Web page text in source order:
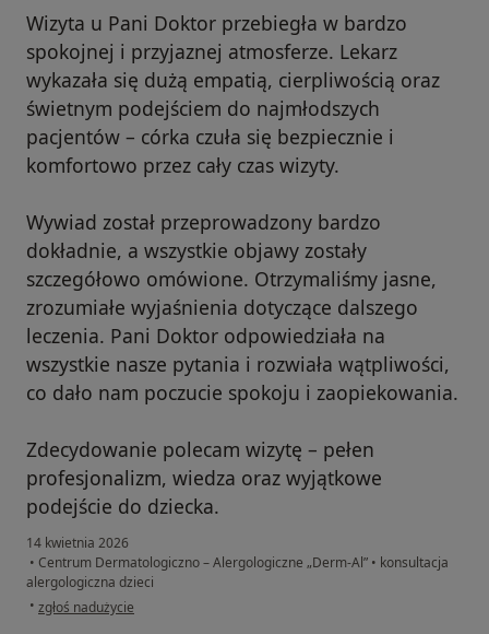
Wizyta u Pani Doktor przebiegła w bardzo
spokojnej i przyjaznej atmosferze. Lekarz
wykazała się dużą empatią, cierpliwością oraz
świetnym podejściem do najmłodszych
pacjentów – córka czuła się bezpiecznie i
komfortowo przez cały czas wizyty.
Wywiad został przeprowadzony bardzo
dokładnie, a wszystkie objawy zostały
szczegółowo omówione. Otrzymaliśmy jasne,
zrozumiałe wyjaśnienia dotyczące dalszego
leczenia. Pani Doktor odpowiedziała na
wszystkie nasze pytania i rozwiała wątpliwości,
co dało nam poczucie spokoju i zaopiekowania.
Zdecydowanie polecam wizytę – pełen
profesjonalizm, wiedza oraz wyjątkowe
podejście do dziecka.
14 kwietnia 2026
• Centrum Dermatologiczno – Alergologiczne „Derm-Al” • konsultacja
alergologiczna dzieci
• w opinii użytkownika MAgda
zgłoś nadużycie